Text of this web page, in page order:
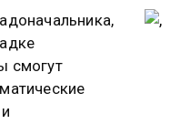
смогут